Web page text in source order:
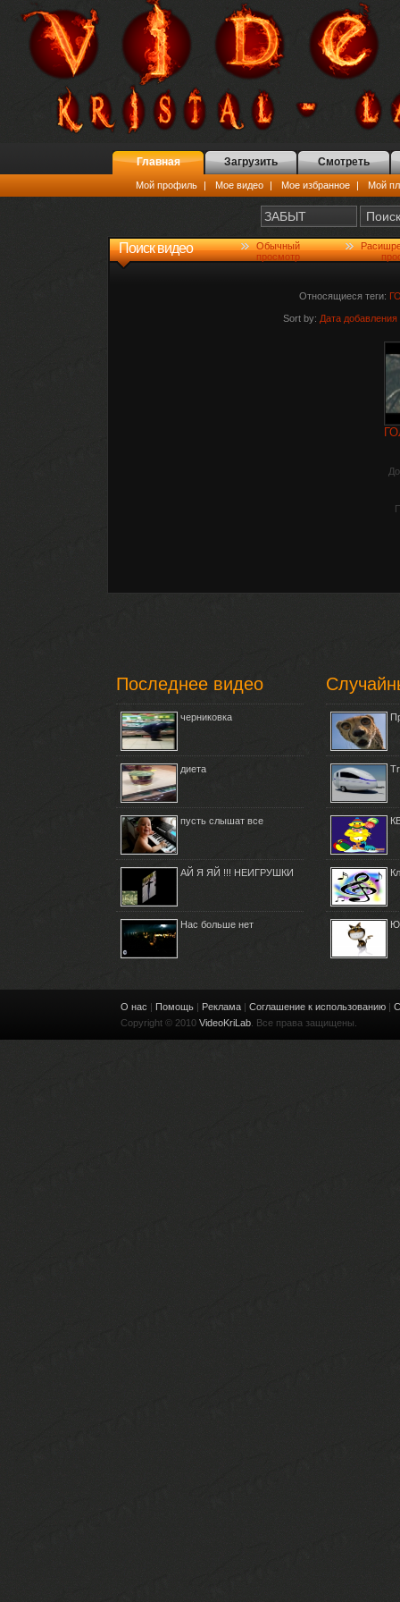
Главная Загрузить Смотреть
Мой профиль | Мое видео | Мое избранное | Мой
Поиск видео
Обычный
просмотр
Относящиеся теги:
Sort by: Дата добавления
Последнее видео
черниковка
диета
пусть слышат все
АЙ Я ЯЙ !!! НЕИГРУШКИ
Нас больше нет
О нас | Помощь | Реклама | Соглашение к использованию |
Copyright © 2010 VideoKriLab . Все права защищены.